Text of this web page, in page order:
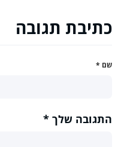
כתיבת תגובה
שם *
התגובה שלך *